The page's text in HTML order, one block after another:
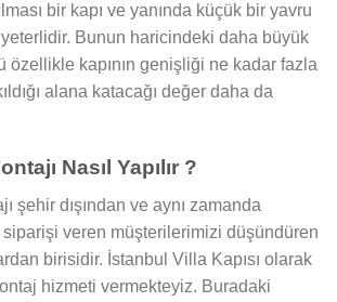
bir kapı ve yanında küçük bir yavru
yeterlidir. Bunun haricindeki daha büyük
özellikle kapının genişliği ne kadar fazla
alana katacağı değer daha da
Nasıl Yapılır ?
şehir dışından ve aynı zamanda
siparişi veren müşterilerimizi düşündüren
birisidir. İstanbul Villa Kapısı olarak
hizmeti vermekteyiz. Buradaki